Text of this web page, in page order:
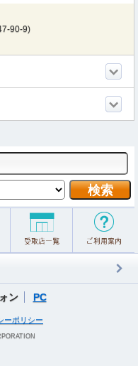
90-9)
ン PC
ーポリシー